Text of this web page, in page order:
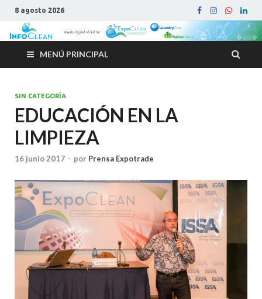
8 agosto 2026
MENÚ PRINCIPAL
SIN CATEGORÍA
EDUCACIÓN EN LA
LIMPIEZA
16 junio 2017 - por Prensa Expotrade